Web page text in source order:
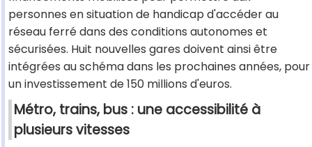
personnes en situation de handicap d'accéder au
réseau ferré dans des conditions autonomes et
sécurisées. Huit nouvelles gares doivent ainsi être
intégrées au schéma dans les prochaines années, pour
un investissement de 150 millions d'euros.
Métro, trains, bus : une accessibilité à
plusieurs vitesses